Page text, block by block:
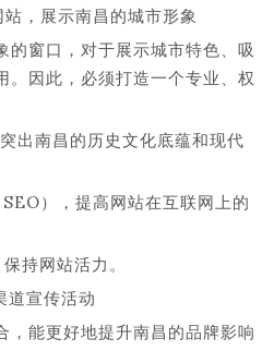
，展示南昌的城市形象
的窗口，对于展示城市特色、吸
。因此，必须打造一个专业、权
出南昌的历史文化底蕴和现代
），提高网站在互联网上的
持网站活力。
道宣传活动
，能更好地提升南昌的品牌影响